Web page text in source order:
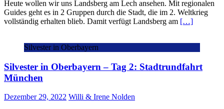
Heute wollen wir uns Landsberg am Lech ansehen. Mit regionalen
Guides geht es in 2 Gruppen durch die Stadt, die im 2. Weltkrieg
vollständig erhalten blieb. Damit verfügt Landsberg am […]
Silvester in Oberbayern
Silvester in Oberbayern – Tag 2: Stadtrundfahrt
München
Dezember 29, 2022 Willi & Irene Nolden